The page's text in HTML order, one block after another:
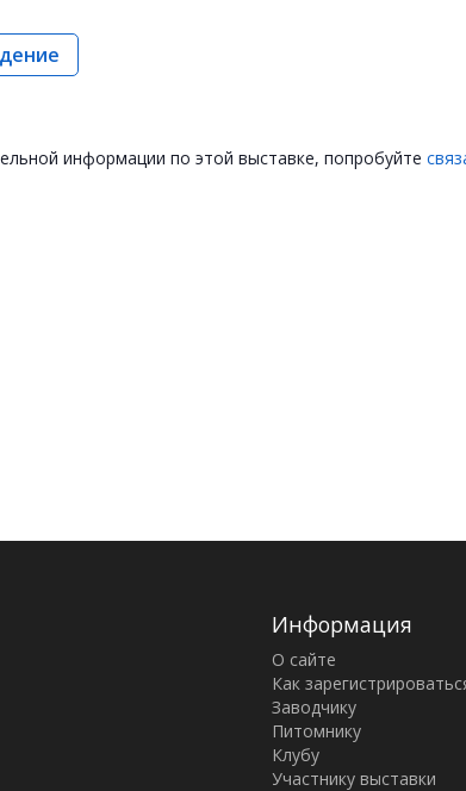
информации по этой выставке, попробуйте
Информация
О сайте
Как
Заводчику
Питомнику
Клубу
Участнику выставки